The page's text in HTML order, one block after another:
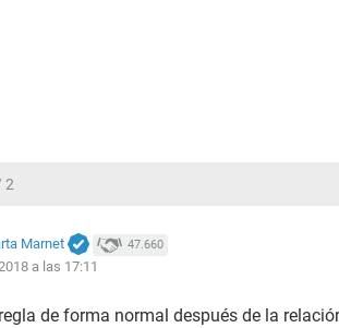
2
Marnet 47.660
a las 17:11
de forma normal después de la